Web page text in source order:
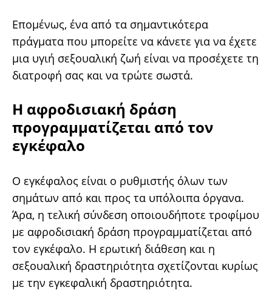
Επομένως, ένα από τα σημαντικότερα
πράγματα που μπορείτε να κάνετε για να έχετε
μια υγιή σεξουαλική ζωή είναι να προσέχετε τη
διατροφή σας και να τρώτε σωστά.
Η αφροδισιακή δράση
προγραμματίζεται από τον
εγκέφαλο
Ο εγκέφαλος είναι ο ρυθμιστής όλων των
σημάτων από και προς τα υπόλοιπα όργανα.
Άρα, η τελική σύνδεση οποιουδήποτε τροφίμου
με αφροδισιακή δράση προγραμματίζεται από
τον εγκέφαλο. H ερωτική διάθεση και η
σεξουαλική δραστηριότητα σχετίζονται κυρίως
με την εγκεφαλική δραστηριότητα.